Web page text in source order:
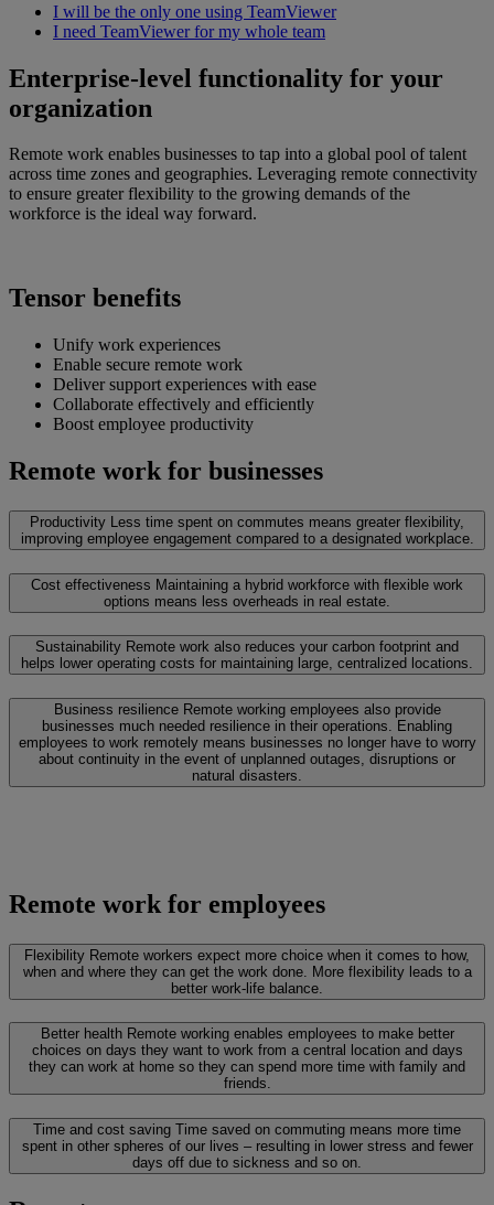
I will be the only one using TeamViewer
I need TeamViewer for my whole team
Enterprise-level functionality for your
organization
Remote work enables businesses to tap into a global pool of talent
across time zones and geographies. Leveraging remote connectivity
to ensure greater flexibility to the growing demands of the
workforce is the ideal way forward.
Tensor benefits
Unify work experiences
Enable secure remote work
Deliver support experiences with ease
Collaborate effectively and efficiently
Boost employee productivity
Remote work for businesses
Productivity Less time spent on commutes means greater flexibility,
improving employee engagement compared to a designated workplace.
Cost effectiveness Maintaining a hybrid workforce with flexible work
options means less overheads in real estate.
Sustainability Remote work also reduces your carbon footprint and
helps lower operating costs for maintaining large, centralized locations.
Business resilience Remote working employees also provide
businesses much needed resilience in their operations. Enabling
employees to work remotely means businesses no longer have to worry
about continuity in the event of unplanned outages, disruptions or
natural disasters.
Remote work for employees
Flexibility Remote workers expect more choice when it comes to how,
when and where they can get the work done. More flexibility leads to a
better work-life balance.
Better health Remote working enables employees to make better
choices on days they want to work from a central location and days
they can work at home so they can spend more time with family and
friends.
Time and cost saving Time saved on commuting means more time
spent in other spheres of our lives – resulting in lower stress and fewer
days off due to sickness and so on.